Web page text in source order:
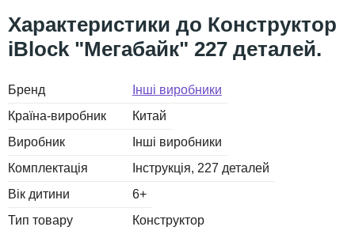
Конструктор
iBlock "Мегабайк" 227 деталей.
Бренд
Інші виробники
Країна-виробник
Китай
Виробник
Інші виробники
Комплектація
Інструкція, 227 деталей
Вік дитини
6+
Тип товару
Конструктор